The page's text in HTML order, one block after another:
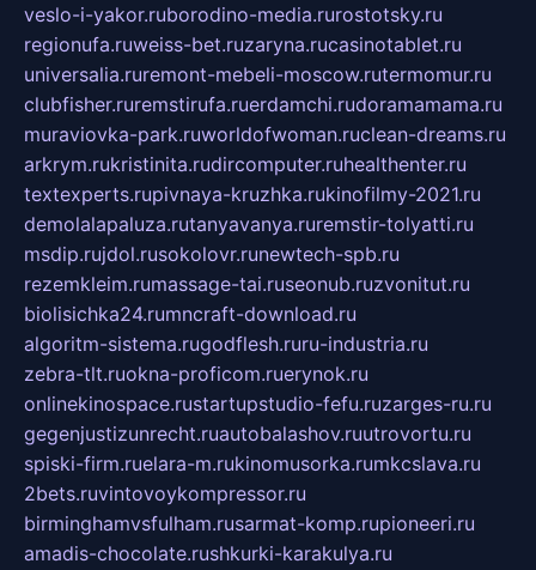
veslo-i-yakor.ruborodino-media.rurostotsky.ru
regionufa.ruweiss-bet.ruzaryna.rucasinotablet.ru
universalia.ruremont-mebeli-moscow.rutermomur.ru
clubfisher.ruremstirufa.ruerdamchi.rudoramamama.ru
muraviovka-park.ruworldofwoman.ruclean-dreams.ru
arkrym.rukristinita.rudircomputer.ruhealthenter.ru
textexperts.rupivnaya-kruzhka.rukinofilmy-2021.ru
demolalapaluza.rutanyavanya.ruremstir-tolyatti.ru
msdip.rujdol.rusokolovr.runewtech-spb.ru
rezemkleim.rumassage-tai.ruseonub.ruzvonitut.ru
biolisichka24.rumncraft-download.ru
algoritm-sistema.rugodflesh.ruru-industria.ru
zebra-tlt.ruokna-proficom.ruerynok.ru
onlinekinospace.rustartupstudio-fefu.ruzarges-ru.ru
gegenjustizunrecht.ruautobalashov.ruutrovortu.ru
spiski-firm.ruelara-m.rukinomusorka.rumkcslava.ru
2bets.ruvintovoykompressor.ru
birminghamvsfulham.rusarmat-komp.rupioneeri.ru
amadis-chocolate.rushkurki-karakulya.ru